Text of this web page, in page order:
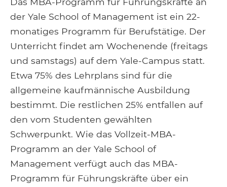
der Yale School of Management ist ein 22-
monatiges Programm für Berufstätige. Der
Unterricht findet am Wochenende (freitags
und samstags) auf dem Yale-Campus statt.
Etwa 75% des Lehrplans sind für die
allgemeine kaufmännische Ausbildung
bestimmt. Die restlichen 25% entfallen auf
den vom Studenten gewählten
Schwerpunkt. Wie das Vollzeit-MBA-
Programm an der Yale School of
Management verfügt auch das MBA-
Programm für Führungskräfte über ein